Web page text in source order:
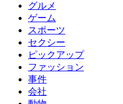
グルメ
ゲーム
スポーツ
セクシー
ピックアップ
ファッション
事件
会社